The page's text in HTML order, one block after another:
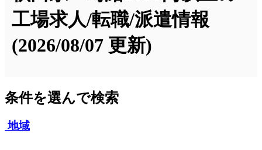
工場求人/転職/派遣情報
(2026/08/07 更新)
条件を選んで検索
地域